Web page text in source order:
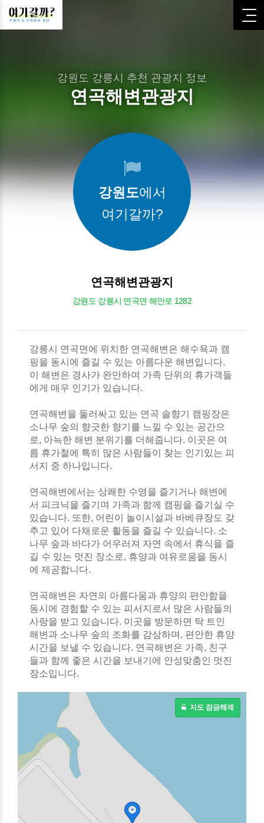
강원도 강릉시 추천 관광지 정보
연곡해변관광지
강원도에서
여기갈까?
연곡해변관광지
강원도 강릉시 연곡면 해안로 1282
강릉시 연곡면에 위치한 연곡해변은 해수욕과 캠
핑을 동시에 즐길 수 있는 아름다운 해변입니다.
이 해변은 경사가 완만하여 가족 단위의 휴가객들
에게 매우 인기가 있습니다.
연곡해변을 둘러싸고 있는 연곡 솔향기 캠핑장은
소나무 숲의 향긋한 향기를 느낄 수 있는 공간으
로, 아늑한 해변 분위기를 더해줍니다. 이곳은 여
름 휴가철에 특히 많은 사람들이 찾는 인기있는 피
서지 중 하나입니다.
연곡해변에서는 상쾌한 수영을 즐기거나 해변에
서 피크닉을 즐기며 가족과 함께 캠핑을 즐기실 수
있습니다. 또한, 어린이 놀이시설과 바베큐장도 갖
추고 있어 다채로운 활동을 즐길 수 있습니다. 소
나무 숲과 바다가 어우러져 자연 속에서 휴식을 즐
길 수 있는 멋진 장소로, 휴양과 여유로움을 동시
에 제공합니다.
연곡해변은 자연의 아름다움과 휴양의 편안함을
동시에 경험할 수 있는 피서지로서 많은 사람들의
사랑을 받고 있습니다. 이곳을 방문하면 탁 트인
해변과 소나무 숲의 조화를 감상하며, 편안한 휴양
시간을 보낼 수 있습니다. 연곡해변은 가족, 친구
들과 함께 좋은 시간을 보내기에 안성맞춤인 멋진
장소입니다.
지도 잠금해제